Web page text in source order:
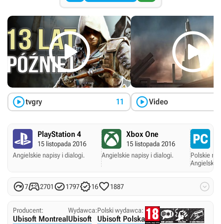

tvgry 11

Video
PlayStation 4
15 listopada 2016
Angielskie napisy i dialogi.
Xbox One
15 listopada 2016
Angielskie napisy i dialogi.
Polskie
Angielskie
72701 1797161887 
Producent:
Ubisoft Montreal
Wydawca:
Ubisoft
Polski wydawca:
Ubisoft Polska